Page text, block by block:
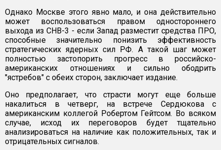
Однако Москве этого явно мало, и она действительно
может воспользоваться правом одностороннего
выхода из СНВ-3 - если Запад разместит средства ПРО,
способные значительно понизить эффективность
стратегических ядерных сил РФ. А такой шаг может
полностью застопорить прогресс в российско-
американских отношениях и сильно ободрить
"ястребов" с обеих сторон, заключает издание.
Оно предполагает, что страсти могут еще больше
накалиться в четверг, на встрече Сердюкова с
американским коллегой Робертом Гейтсом. Во всяком
случае, исход их переговоров будет тщательно
анализироваться на наличие как положительных, так и
отрицательных сигналов.